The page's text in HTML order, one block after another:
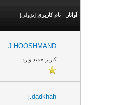
آواتار نام کاربری [نزولی]
J HOOSHMAND
کاربر جدید وارد
j.dadkhah